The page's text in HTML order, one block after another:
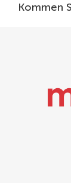
Kommen